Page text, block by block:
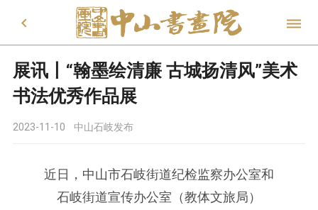
 
展讯丨“翰墨绘清廉 古城扬清风”美术
书法优秀作品展
2023-11-10 中山石岐发布
近日，中山市石岐街道纪检监察办公室和
石岐街道宣传办公室（教体文旅局）